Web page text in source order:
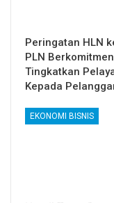
Peringatan HLN
PLN Berkomitmen
Tingkatkan
Kepada
EKONOMI BISNIS